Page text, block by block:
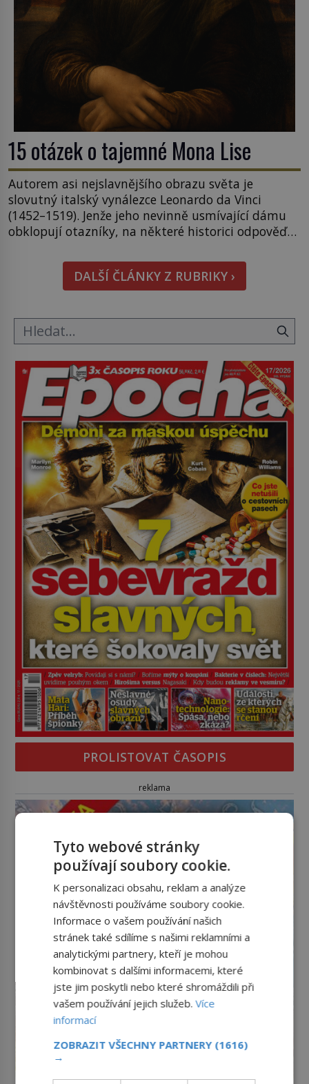
15 otázek o tajemné Mona Lise
Autorem asi nejslavnějšího obrazu světa je
slovutný italský vynálezce Leonardo da Vinci
(1452–1519). Jenže jeho nevinně usmívající dámu
obklopují otazníky, na některé historici odpověď
pověsil Napoleon? Samotný císař Napoleon
Bonaparte (1769–1821) má pro malbu slabost, a
tak si ji ještě jako první konzul přemístí do své
DALŠÍ ČLÁNKY Z RUBRIKY ›
PROLISTOVAT ČASOPIS
reklama
Tyto webové stránky
používají soubory cookie.
K personalizaci obsahu, reklam a analýze
návštěvnosti používáme soubory cookie.
Informace o vašem používání našich
stránek také sdílíme s našimi reklamními a
analytickými partnery, kteří je mohou
kombinovat s dalšími informacemi, které
jste jim poskytli nebo které shromáždili při
vašem používání jejich služeb.Více
informací
ZOBRAZIT VŠECHNY PARTNERY (1616)
→